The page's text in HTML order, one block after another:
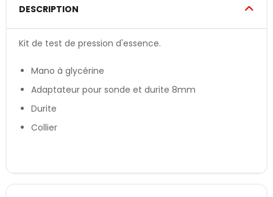
DESCRIPTION
Kit de test de pression d'essence.
Mano à glycérine
Adaptateur pour sonde et durite 8mm
Durite
Collier